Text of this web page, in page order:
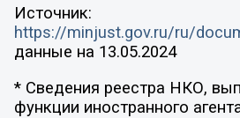
Источник:
https://minjust.gov.ru/ru/
данные на 13.05.2024
* Сведения реестра НКО,
функции иностранного